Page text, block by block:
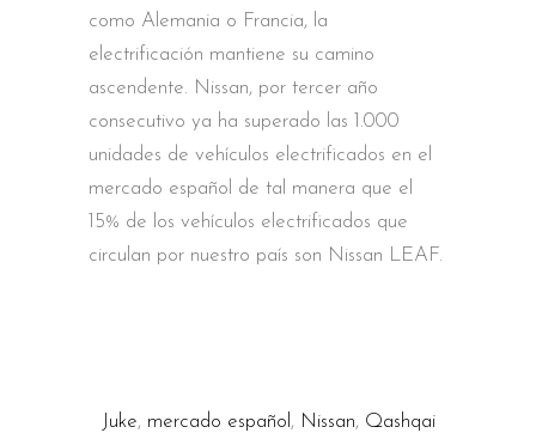
como Alemania o Francia, la
electrificación mantiene su camino
ascendente. Nissan, por tercer año
consecutivo ya ha superado las 1.000
unidades de vehículos electrificados en el
mercado español de tal manera que el
15% de los vehículos electrificados que
circulan por nuestro país son Nissan LEAF.
Juke, mercado español , Nissan, Qashqai